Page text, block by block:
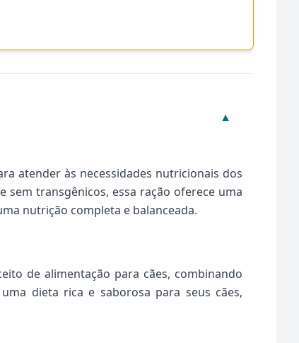
▼
atender às necessidades nutricionais dos
transgênicos, essa ração oferece uma
nutrição completa e balanceada.
de alimentação para cães, combinando
dieta rica e saborosa para seus cães,